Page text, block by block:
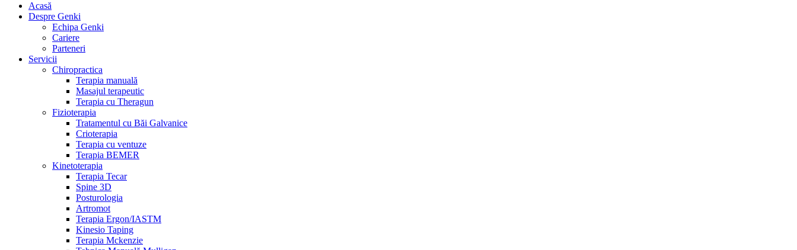
Acasă
Despre Genki
Echipa Genki
Cariere
Parteneri
Servicii
Chiropractica
Terapia manuală
Masajul terapeutic
Terapia cu Theragun
Fizioterapia
Tratamentul cu Băi Galvanice
Crioterapia
Terapia cu ventuze
Terapia BEMER
Kinetoterapia
Terapia Tecar
Spine 3D
Posturologia
Artromot
Terapia Ergon/IASTM
Kinesio Taping
Terapia Mckenzie